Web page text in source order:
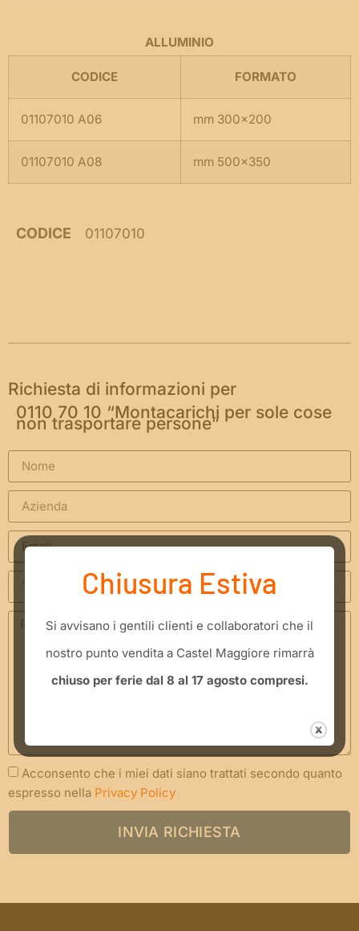
ALLUMINIO
CODICE FORMATO
01107010 A06 mm 300×200
01107010 A08 mm 500×350
CODICE 01107010
Richiesta di informazioni per
0110 70 10 “Montacarichi per sole cose
non trasportare persone”
Acconsento che i miei dati siano trattati secondo quanto
espresso nella Privacy Policy
INVIA RICHIESTA
Chiusura Estiva
​Si avvisano i gentili clienti e collaboratori che il
nostro punto vendita a Castel Maggiore rimarrà
chiuso per ferie dal 8 al 17 agosto compresi.